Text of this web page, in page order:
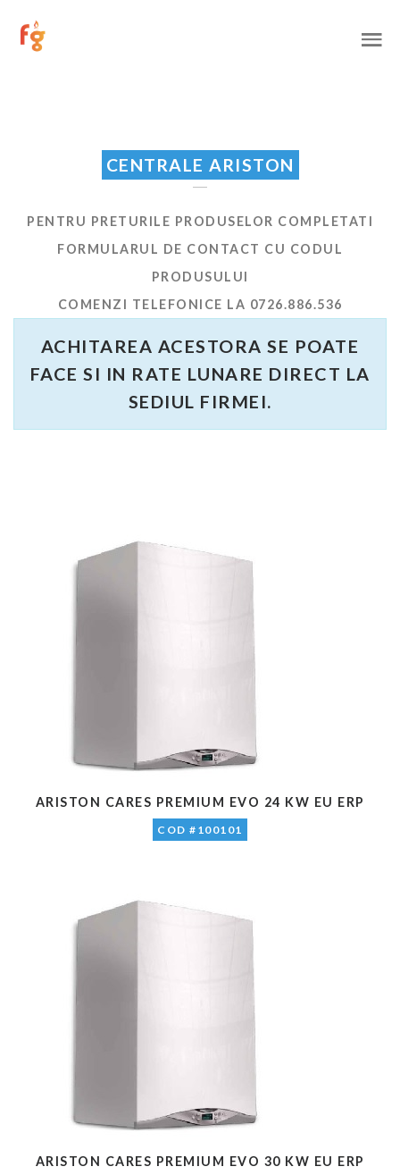
CENTRALE ARISTON
PENTRU PRETURILE PRODUSELOR COMPLETATI
FORMULARUL DE CONTACT CU CODUL
PRODUSULUI
COMENZI TELEFONICE LA 0726.886.536
ACHITAREA ACESTORA SE POATE
FACE SI IN RATE LUNARE DIRECT LA
SEDIUL FIRMEI.
ARISTON CARES PREMIUM EVO 24 KW EU ERP
COD #100101
ARISTON CARES PREMIUM EVO 30 KW EU ERP